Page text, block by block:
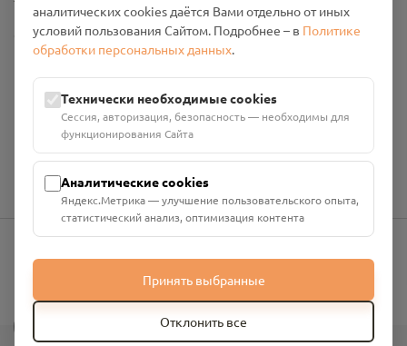
Общество с ограниченной ответственностью «Смоленский
Проект Помним»
ИНН: 6700029207 ОГРН: 1256700001986
Юридический адрес: 216790, Смоленская область, р-н
Руднянский, г. Рудня, улица Западная, д. 26А, пом. 18
Номер счёта: 40702810901130004287 в АО "АЛЬФА-БАНК"
Кор. счёт: 30101810200000000593
аналитических cookies даётся Вами отдельно от иных
условий пользования Сайтом. Подробнее – в Политике
обработки персональных данных.
Технически необходимые cookies
Сессия, авторизация, безопасность — необходимы для
функционирования Сайта
Аналитические cookies
Яндекс.Метрика — улучшение пользовательского опыта,
статистический анализ, оптимизация контента
Принять выбранные
Отклонить все